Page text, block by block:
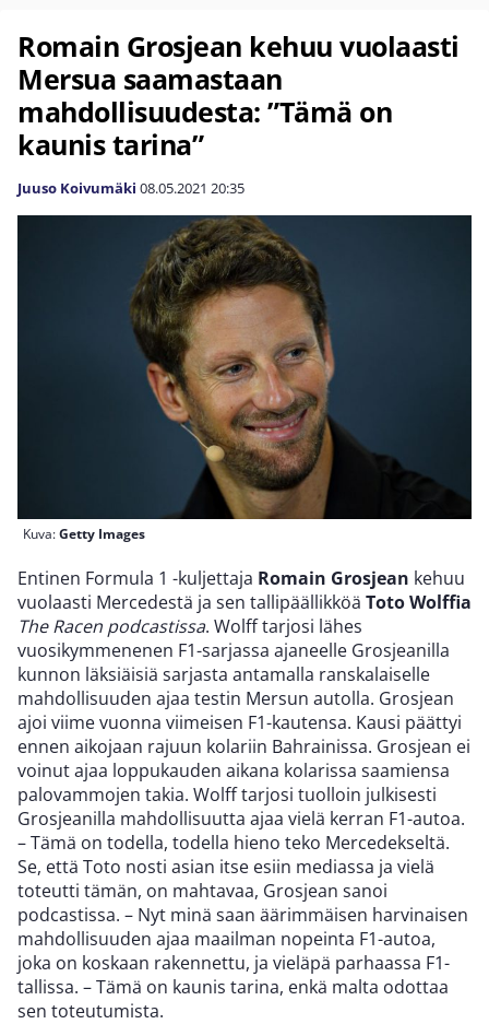
Romain Grosjean kehuu vuolaasti
Mersua saamastaan
mahdollisuudesta: ”Tämä on
kaunis tarina”
Juuso Koivumäki 08.05.2021 20:35
Kuva:Getty Images
Entinen Formula 1 -kuljettaja Romain Grosjean kehuu
vuolaasti Mercedestä ja sen tallipäällikköä Toto Wolffia
The Racen podcastissa. Wolff tarjosi lähes
vuosikymmenenen F1-sarjassa ajaneelle Grosjeanilla
kunnon läksiäisiä sarjasta antamalla ranskalaiselle
mahdollisuuden ajaa testin Mersun autolla. Grosjean
ajoi viime vuonna viimeisen F1-kautensa. Kausi päättyi
ennen aikojaan rajuun kolariin Bahrainissa. Grosjean ei
voinut ajaa loppukauden aikana kolarissa saamiensa
palovammojen takia. Wolff tarjosi tuolloin julkisesti
Grosjeanilla mahdollisuutta ajaa vielä kerran F1-autoa.
– Tämä on todella, todella hieno teko Mercedekseltä.
Se, että Toto nosti asian itse esiin mediassa ja vielä
toteutti tämän, on mahtavaa, Grosjean sanoi
podcastissa. – Nyt minä saan äärimmäisen harvinaisen
mahdollisuuden ajaa maailman nopeinta F1-autoa,
joka on koskaan rakennettu, ja vieläpä parhaassa F1-
tallissa. – Tämä on kaunis tarina, enkä malta odottaa
sen toteutumista.